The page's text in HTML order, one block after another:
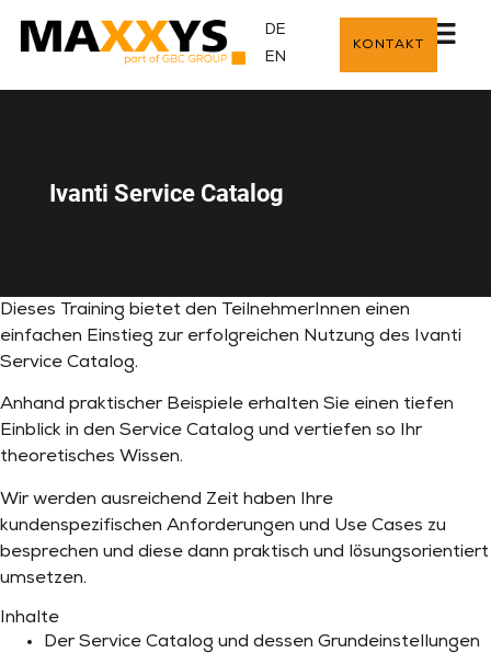
DE
EN
KONTAKT
Ivanti Service Catalog
Dieses Training bietet den TeilnehmerInnen einen
einfachen Einstieg zur erfolgreichen Nutzung des Ivanti
Service Catalog.
Anhand praktischer Beispiele erhalten Sie einen tiefen
Einblick in den Service Catalog und vertiefen so Ihr
theoretisches Wissen.
Wir werden ausreichend Zeit haben Ihre
kundenspezifischen Anforderungen und Use Cases zu
besprechen und diese dann praktisch und lösungsorientiert
umsetzen.
Inhalte
Der Service Catalog und dessen Grundeinstellungen